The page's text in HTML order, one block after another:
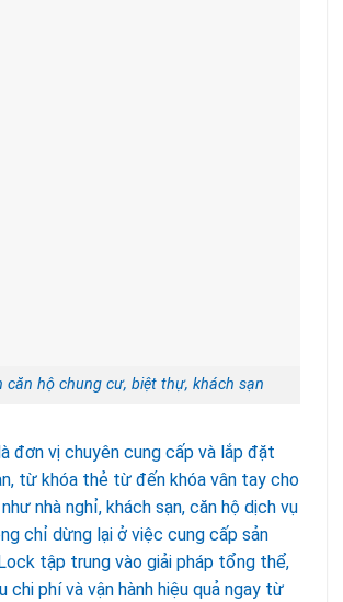
căn hộ chung cư, biệt thự, khách sạn
là đơn vị chuyên cung cấp và lắp đặt
từ khóa thẻ từ đến khóa vân tay cho
nhà nghỉ, khách sạn, căn hộ dịch vụ
chỉ dừng lại ở việc cung cấp sản
tập trung vào giải pháp tổng thể,
chi phí và vận hành hiệu quả ngay từ